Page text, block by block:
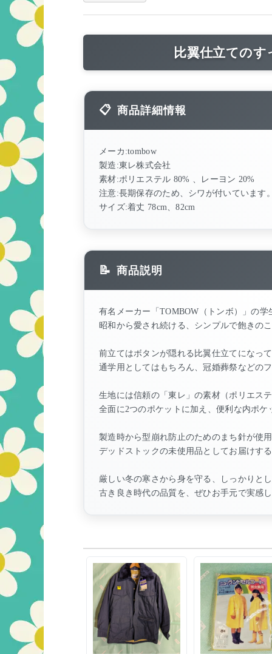
比翼仕立ての
商品詳細情報
メーカ:tombow
製造:東レ株式会社
素材:ポリエステル 80% 、レーヨン 20%
注意:長期保存のため、シワが付いています
サイズ:着丈 78cm、82cm
商品説明
有名メーカー「TOMBOW（トンボ）」の
昭和から愛され続ける、シンプルで飽きの
前立てはボタンが隠れる比翼仕立てになっ
通学用としてはもちろん、冠婚葬祭などの
生地には信頼の「東レ」の素材（ポリエス
全面に2つのポケットに加え、便利な内ポ
製造時から型崩れ防止のためのまち針が使
デッドストックの未使用品としてお届けす
厳しい冬の寒さから身を守る、しっかりと
古き良き時代の品質を、ぜひお手元で実感